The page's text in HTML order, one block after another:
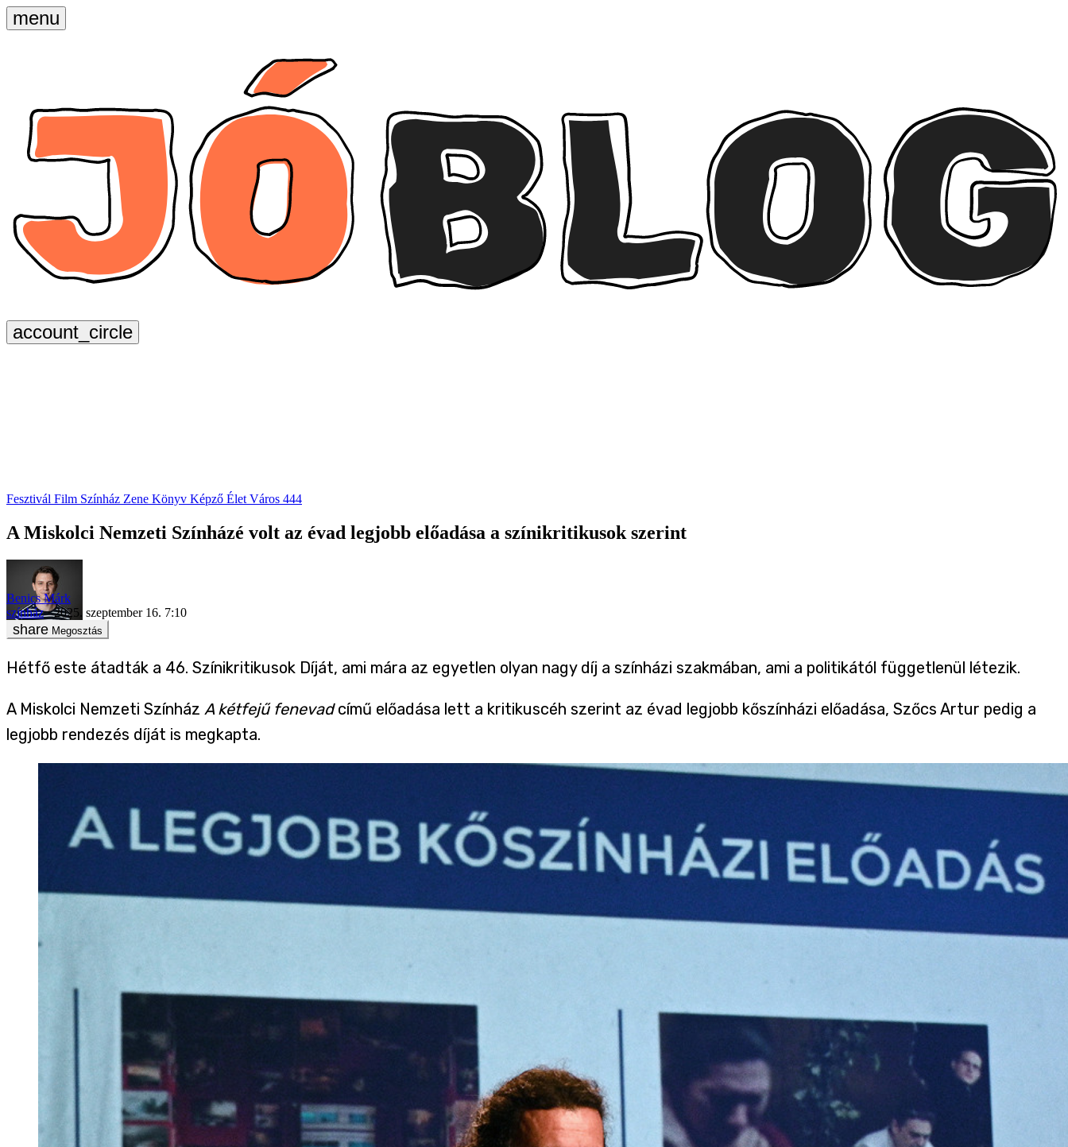
Fesztivál Film Színház Zene Könyv Képző Élet Város 444
A Miskolci Nemzeti Színházé volt az évad legjobb előadása a színikritikusok szerint
Benics Márk
színház
2025. szeptember 16. 7:10
Megosztás
Hétfő este átadták a 46. Színikritikusok Díját, ami mára az egyetlen olyan nagy díj a színházi szakmában, ami a politikától függetlenül létezik.
A Miskolci Nemzeti Színház A kétfejű fenevadcímű előadása lett a kritikuscéh szerint az évad legjobb kőszínházi előadása, Szőcs Artur pedig a
legjobb rendezés díját is megkapta.